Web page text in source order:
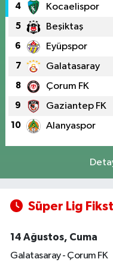
4 Kocaelispor
5 Beşiktaş
6 Eyüpspor
7 Galatasaray
8 Çorum FK
9 Gaziantep FK
10 Alanyaspor
Süper Lig
14 Ağustos, Cuma
Galatasaray - Çorum FK